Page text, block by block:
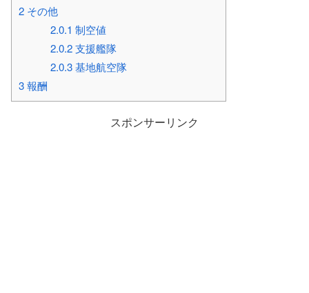
2 その他
2.0.1 制空値
2.0.2支援艦隊
2.0.3基地航空隊
3報酬
スポンサーリンク